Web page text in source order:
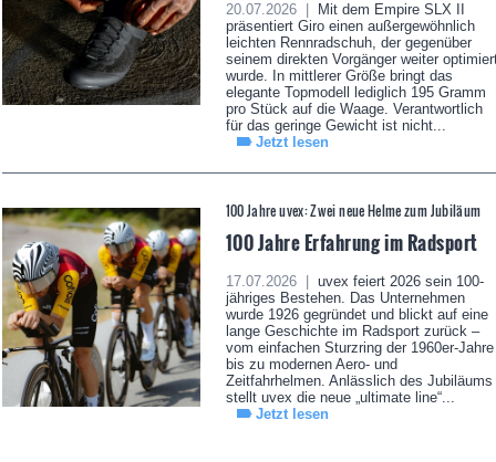
20.07.2026 |
Mit dem Empire SLX II
präsentiert Giro einen außergewöhnlich
leichten Rennradschuh, der gegenüber
seinem direkten Vorgänger weiter
wurde. In mittlerer Größe bringt das
elegante Topmodell lediglich 195 Gramm
pro Stück auf die Waage. Verantwortlich
für das geringe Gewicht ist nicht...
Jetzt lesen
100 Jahre uvex: Zwei neue Helme zum Jubiläum
100 Jahre Erfahrung im Radsport
17.07.2026 |
uvex feiert 2026 sein 100-
jähriges Bestehen. Das Unternehmen
wurde 1926 gegründet und blickt auf eine
lange Geschichte im Radsport zurück –
vom einfachen Sturzring der 1960er-Jahre
bis zu modernen Aero- und
Zeitfahrhelmen. Anlässlich des Jubiläums
stellt uvex die neue „ultimate line“...
Jetzt lesen